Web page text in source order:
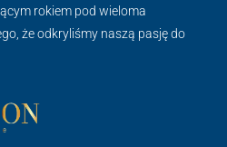
rokiem pod wieloma
że odkryliśmy naszą pasję do